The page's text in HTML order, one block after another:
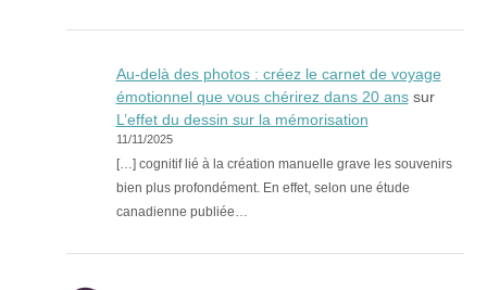
Au-delà des photos : créez le carnet de voyage
émotionnel que vous chérirez dans 20 anssur
L’effet du dessin sur la mémorisation
11/11/2025
[…] cognitif lié à la création manuelle grave les souvenirs
bien plus profondément. En effet, selon une étude
canadienne publiée…